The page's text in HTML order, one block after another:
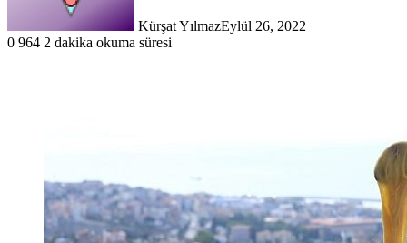
Kürşat YılmazEylül 26, 2022
0 964 2 dakika okuma süresi